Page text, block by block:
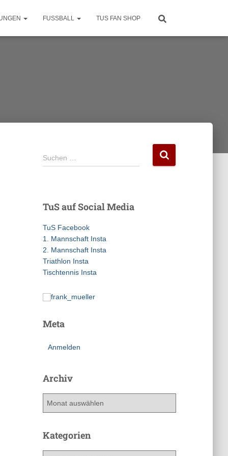
FUSSBALL TUS FAN SHOP
S
u
n
a
c
h
:
Suchen …
TuS auf Social Media
TuS Facebook
1. Mannschaft Insta
2. Mannschaft Insta
Triathlon Insta
Tischtennis Insta
Meta
Anmelden
Archiv
h
Kategorien